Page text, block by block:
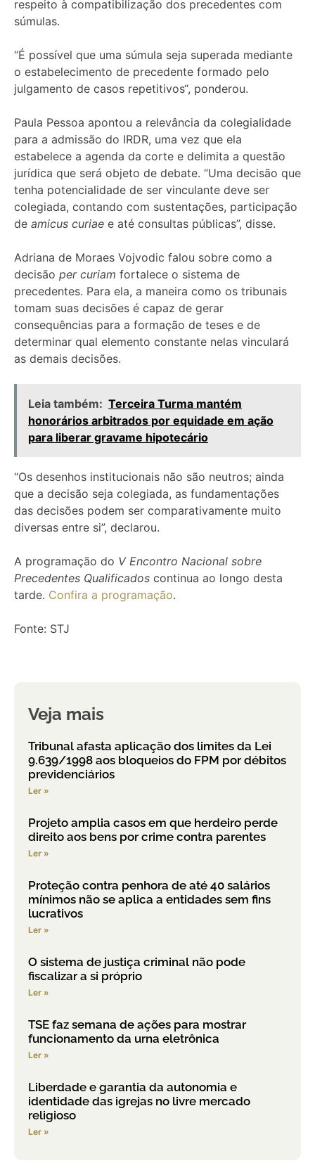
respeito à compatibilização dos precedentes com
súmulas.
“É possível que uma súmula seja superada mediante
o estabelecimento de precedente formado pelo
julgamento de casos repetitivos“, ponderou.
Paula Pessoa apontou a relevância da colegialidade
para a admissão do IRDR, uma vez que ela
estabelece a agenda da corte e delimita a questão
jurídica que será objeto de debate. “Uma decisão que
tenha potencialidade de ser vinculante deve ser
colegiada, contando com sustentações, participação
de amicus curiae e até consultas públicas”, disse.
Adriana de Moraes Vojvodic falou sobre como a
decisão per curiam fortalece o sistema de
precedentes. Para ela, a maneira como os tribunais
tomam suas decisões é capaz de gerar
consequências para a formação de teses e de
determinar qual elemento constante nelas vinculará
as demais decisões.
Leia também: Terceira Turma mantém
honorários arbitrados por equidade em ação
para liberar gravame hipotecário
“Os desenhos institucionais não são neutros; ainda
que a decisão seja colegiada, as fundamentações
das decisões podem ser comparativamente muito
diversas entre si”, declarou.
A programação do V Encontro Nacional sobre
Precedentes Qualificados continua ao longo desta
tarde. Confira a programação.
Fonte: STJ
Veja mais
Tribunal afasta aplicação dos limites da Lei
9.639/1998 aos bloqueios do FPM por débitos
previdenciários
Ler »
Projeto amplia casos em que herdeiro perde
direito aos bens por crime contra parentes
Ler »
Proteção contra penhora de até 40 salários
mínimos não se aplica a entidades sem fins
lucrativos
Ler »
O sistema de justiça criminal não pode
fiscalizar a si próprio
Ler »
TSE faz semana de ações para mostrar
funcionamento da urna eletrônica
Ler »
Liberdade e garantia da autonomia e
identidade das igrejas no livre mercado
religioso
Ler »